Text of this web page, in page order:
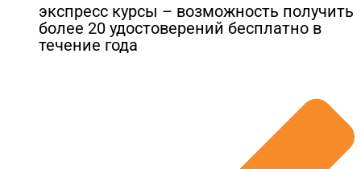
экспресс курсы – возможность получить
более 20 удостоверений бесплатно в
течение года